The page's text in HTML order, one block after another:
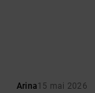
Arina15 mai 2026